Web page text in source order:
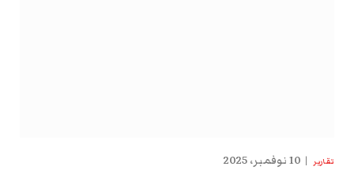
تقارير 10 نوفمبر، 2025